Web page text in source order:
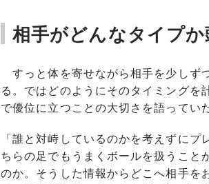
相手がどんなタイプ
すっと体を寄せながら相手を少しず
る。ではどのようにそのタイミングを
で優位に立つことの大切さを語ってい
「誰と対峙しているのかを考えずに
ちらの足でもうまくボールを扱うこと
のか。そうした情報からどこへ相手を